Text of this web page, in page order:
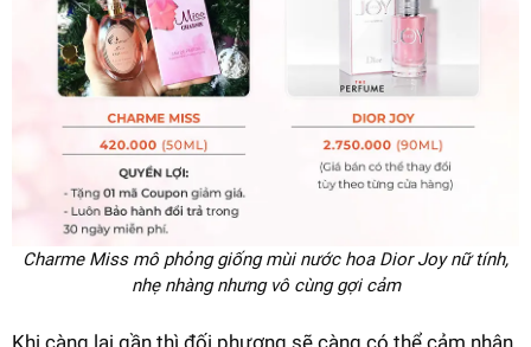
Charme Miss mô phỏng giống mùi nước hoa Dior Joy nữ tính,
nhẹ nhàng nhưng vô cùng gợi cảm